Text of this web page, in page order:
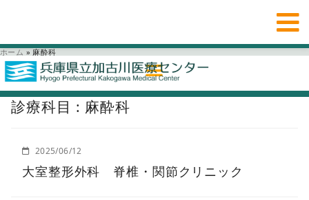
ホーム » 麻酔科
診療科目 : 麻酔科
2025/06/12
大室整形外科 脊椎・関節クリニック